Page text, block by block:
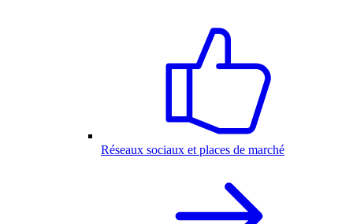
Réseaux sociaux et places de marché